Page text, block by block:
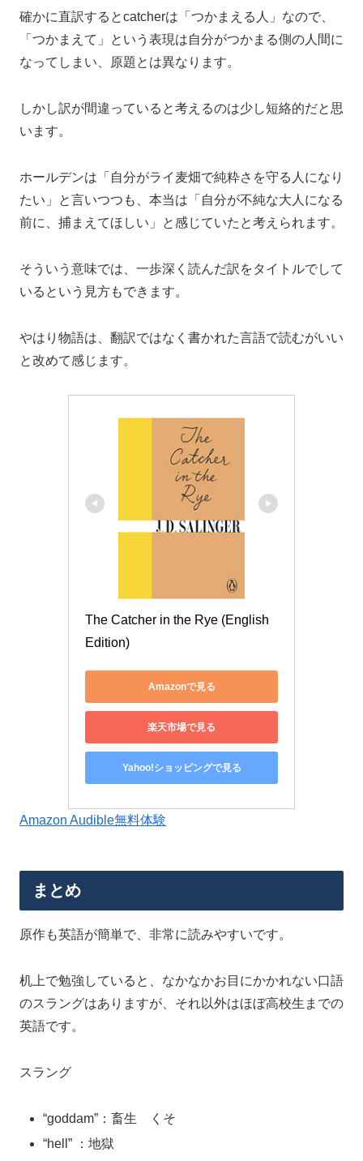
確かに直訳するとcatcherは「つかまえる人」なので、
「つかまえて」という表現は自分がつかまる側の人間に
なってしまい、原題とは異なります。
しかし訳が間違っていると考えるのは少し短絡的だと思
います。
ホールデンは「自分がライ麦畑で純粋さを守る人になり
たい」と言いつつも、本当は「自分が不純な大人になる
前に、捕まえてほしい」と感じていたと考えられます。
そういう意味では、一歩深く読んだ訳をタイトルでして
いるという見方もできます。
やはり物語は、翻訳ではなく書かれた言語で読むがいい
と改めて感じます。
The Catcher in the Rye (English
Edition)
Amazonで見る
楽天市場で見る
Yahoo!ショッピングで見る
Amazon Audible無料体験
まとめ
原作も英語が簡単で、非常に読みやすいです。
机上で勉強していると、なかなかお目にかかれない口語
のスラングはありますが、それ以外はほぼ高校生までの
英語です。
スラング
“goddam”：畜生 くそ
“hell” ：地獄